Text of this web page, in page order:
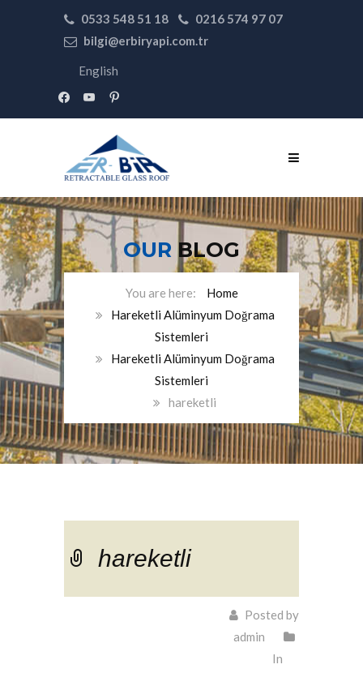
0533 548 51 18
0216 574 97 07
bilgi@erbiryapi.com.tr
English
facebookyoutubepinterest
OUR BLOG
Home
Hareketli Alüminyum Doğrama
Sistemleri
Hareketli Alüminyum Doğrama
Sistemleri
hareketli
hareketli
Posted by
admin
In